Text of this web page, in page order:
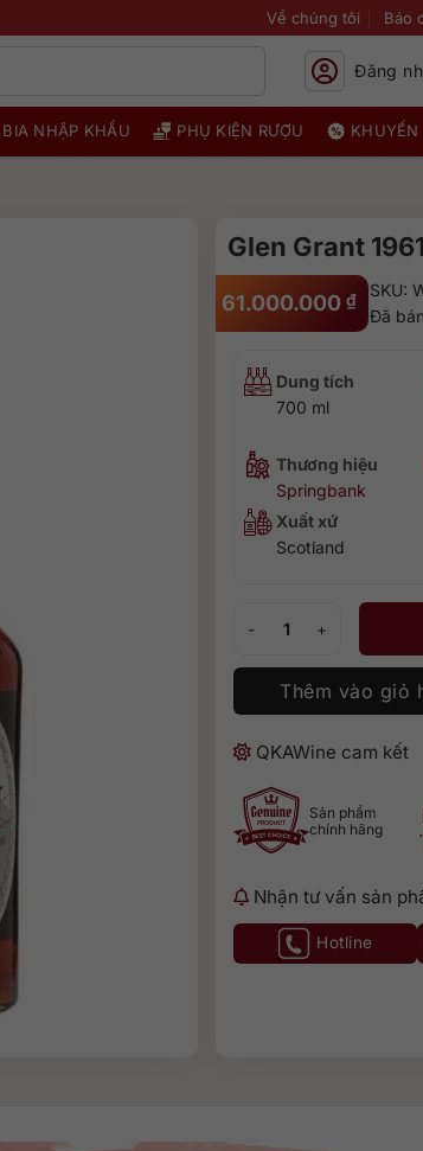
Về chúng tôi Báo
Đăng
BIA NHẬP KHẨU PHỤ KIỆN RƯỢU
Glen Grant 1961
61.000.000 ₫ SKU:
Đã
Dung tích
700 ml
Thương hiệu
Springbank
Xuất xứ
Scotland
Thêm vào giỏ
QKAWine cam kết
Sản phẩm
chính hãng
Nhận tư vấn sản
Hotline